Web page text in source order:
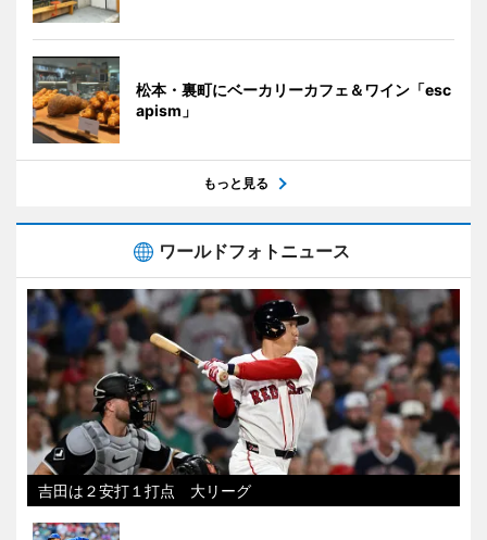
松本・裏町にベーカリーカフェ＆ワイン「esc
apism」
もっと見る
ワールドフォトニュース
吉田は２安打１打点 大リーグ